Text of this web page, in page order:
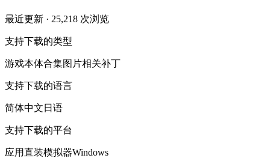
最近更新 · 25,218 次浏览
支持下载的类型
游戏本体合集图片相关补丁
支持下载的语言
简体中文 日语
支持下载的平台
应用直装模拟器Windows